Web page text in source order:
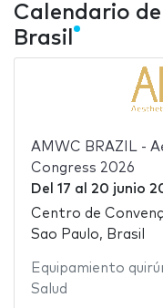
Calendario
Brasil
AMWC BRAZIL -
Congress 2026
Del 17 al 20 junio
Centro de
Sao Paulo, Brasil
Equipamiento
Salud